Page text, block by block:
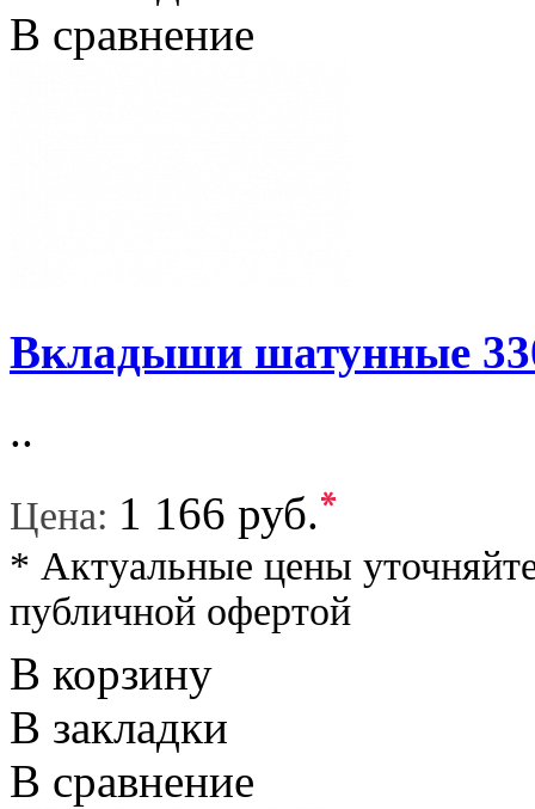
В сравнение
Вкладыши шатунные
..
Цена: 1 166 руб.*
* Актуальные цены
публичной офертой
В корзину
В закладки
В сравнение